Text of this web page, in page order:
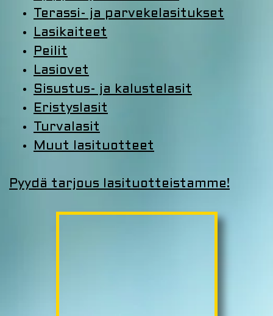
Terassi- ja parvekelasitukset
Lasikaiteet
Peilit
Lasiovet
Sisustus- ja kalustelasit
Eristyslasit
Turvalasit
Muut lasituotteet
Pyydä tarjous lasituotteistamme!